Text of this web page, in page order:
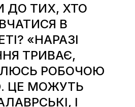
ДО ТИХ, ХТО
В
«НАРАЗІ
ТРИВАЄ,
РОБОЧОЮ
ЦЕ МОЖУТЬ
І